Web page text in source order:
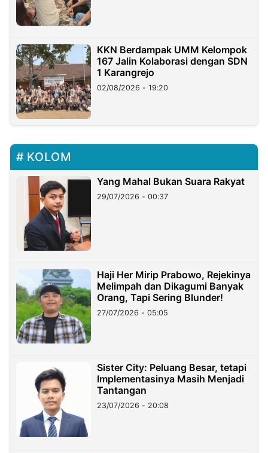
KKN Berdampak UMM Kelompok
167 Jalin Kolaborasi dengan SDN
1 Karangrejo
02/08/2026 - 19:20
KOLOM
Yang Mahal Bukan Suara Rakyat
29/07/2026 - 00:37
Haji Her Mirip Prabowo, Rejekinya
Melimpah dan Dikagumi Banyak
Orang, Tapi Sering Blunder!
27/07/2026 - 05:05
Sister City: Peluang Besar, tetapi
Implementasinya Masih Menjadi
Tantangan
23/07/2026 - 20:08